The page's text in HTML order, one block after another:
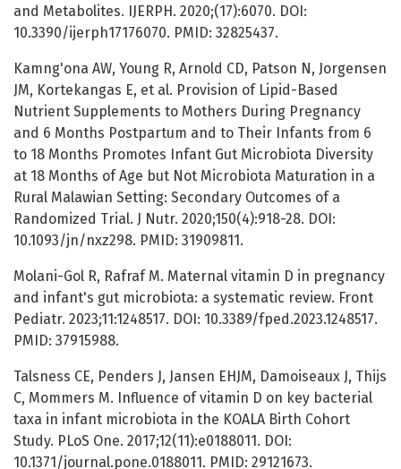
and Metabolites. IJERPH. 2020;(17):6070. DOI:
10.3390/ijerph17176070. PMID: 32825437.
Kamng'ona AW, Young R, Arnold CD, Patson N, Jorgensen
JM, Kortekangas E, et al. Provision of Lipid-Based
Nutrient Supplements to Mothers During Pregnancy
and 6 Months Postpartum and to Their Infants from 6
to 18 Months Promotes Infant Gut Microbiota Diversity
at 18 Months of Age but Not Microbiota Maturation in a
Rural Malawian Setting: Secondary Outcomes of a
Randomized Trial. J Nutr. 2020;150(4):918-28. DOI:
10.1093/jn/nxz298. PMID: 31909811.
Molani-Gol R, Rafraf M. Maternal vitamin D in pregnancy
and infant's gut microbiota: a systematic review. Front
Pediatr. 2023;11:1248517. DOI: 10.3389/fped.2023.1248517.
PMID: 37915988.
Talsness CE, Penders J, Jansen EHJM, Damoiseaux J, Thijs
C, Mommers M. Influence of vitamin D on key bacterial
taxa in infant microbiota in the KOALA Birth Cohort
Study. PLoS One. 2017;12(11):e0188011. DOI:
10.1371/journal.pone.0188011. PMID: 29121673.